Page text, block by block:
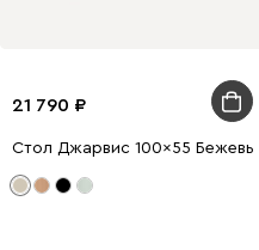
21 790
Стол Джарвис 100x55 Бежевый